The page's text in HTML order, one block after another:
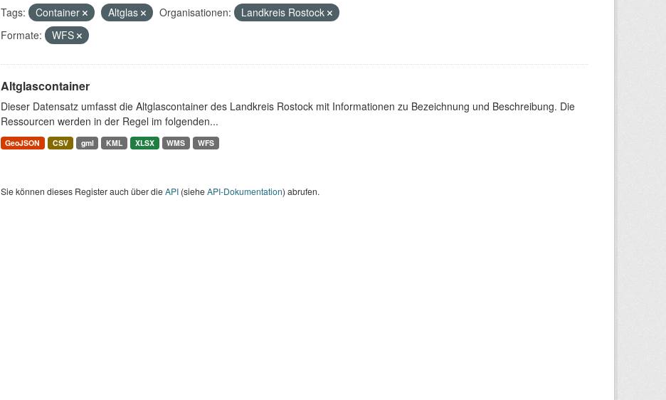
Tags: Container Altglas Organisationen:
Landkreis Rostock
Formate:
WFS
Altglascontainer
Dieser Datensatz umfasst die Altglascontainer des Landkreis Rostock mit Informationen zu Bezeichnung und Beschreibung. Die
Ressourcen werden in der Regel im folgenden...
GeoJSON CSV gml KML XLSX WMS WFS
Sie können dieses Register auch über dieAPI(sieheAPI-Dokumentation) abrufen.